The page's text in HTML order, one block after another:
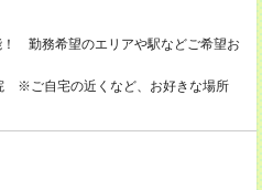
勤務希望のエリアや駅などご希望お
※ご自宅の近くなど、お好きな場所